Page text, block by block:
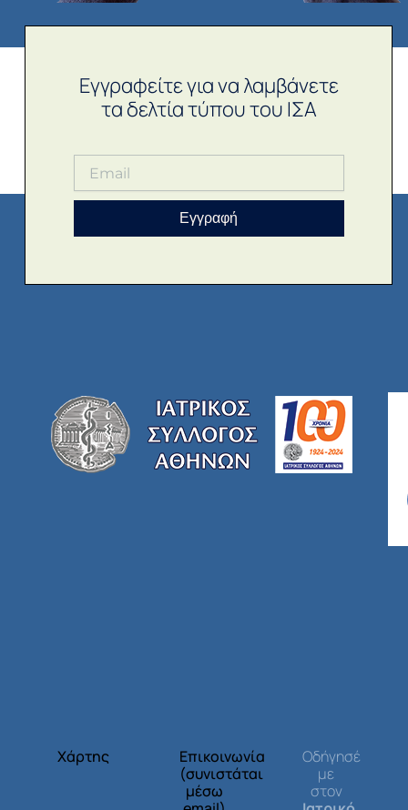
Εγγραφείτε για να λαμβάνετε
τα δελτία τύπου του ΙΣΑ
Εγγραφή
Χάρτης
Επικοινωνία
(συνιστάται
μέσω
Οδήγησέ
με
στον